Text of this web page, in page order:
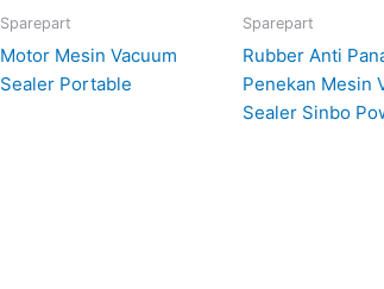
Sparepart
Motor Mesin Vacuum
Sealer Portable
Sparepart
Rubber Anti
Penekan Mesin
Sealer Sinbo